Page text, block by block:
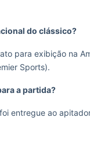
do clássico?
para exibição na
Sports).
a partida?
entregue ao